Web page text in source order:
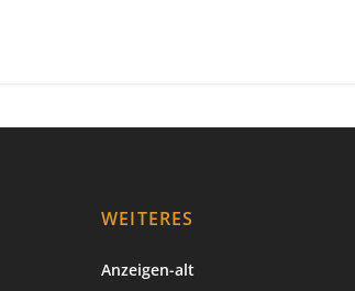
WEITERES
Anzeigen-alt